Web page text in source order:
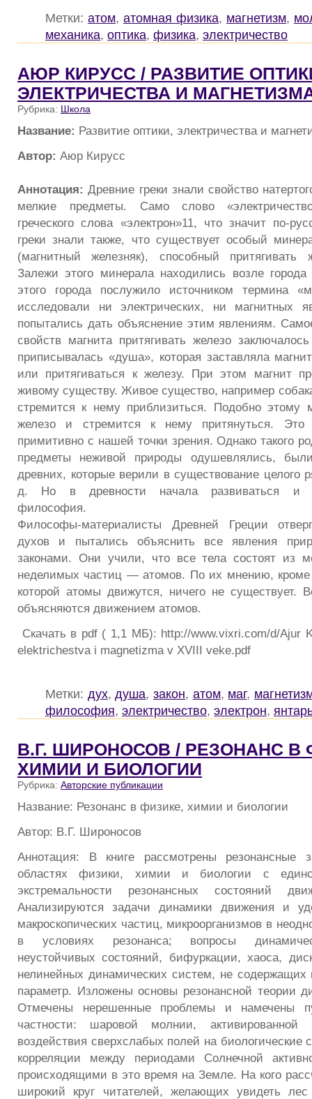
Метки: атом, атомная физика, магнетизм,
механика, оптика, физика, электричество
АЮР КИРУСС / РАЗВИТИЕ
ЭЛЕКТРИЧЕСТВА И
Рубрика: Школа
Название: Развитие оптики, электричества и
Автор: Аюр Кирусс
Аннотация: Древние греки знали свойство
мелкие предметы. Само слово
греческого слова «электрон»11, что значит по-
греки знали также, что существует особый
(магнитный железняк), способный притягивать
Залежи этого минерала находились возле
этого города послужило источником термина
исследовали ни электрических, ни магнитных
попытались дать объяснение этим явлениям.
свойств магнита притягивать железо
приписывалась «душа», которая заставляла
или притягиваться к железу. При этом магнит
живому существу. Живое существо, например
стремится к нему приблизиться. Подобно этому
железо и стремится к нему притянуться. Это
примитивно с нашей точки зрения. Однако такого
предметы неживой природы одушевлялись,
древних, которые верили в существование целого
д. Но в древности начала развиваться и
философия.
Философы-материалисты Древней Греции
духов и пытались объяснить все явления
законами. Они учили, что все тела состоят из
неделимых частиц — атомов. По их мнению, кроме
которой атомы движутся, ничего не существует.
объясняются движением атомов.
Скачать в pdf ( 1,1 МБ): http://www.vixri.com/d/Ajur
elektrichestva i magnetizma v XVIII veke.pdf
Метки: дух,душа,закон, атом, маг,
философия, электричество, электрон,
В.Г. ШИРОНОСОВ / РЕЗОНАНС В
ХИМИИ И БИОЛОГИИ
Рубрика: Авторские публикации
Название: Резонанс в физике, химии и биологии
Автор: В.Г. Широносов
Аннотация: В книге рассмотрены резонансные
областях физики, химии и биологии с
экстремальности резонансных состояний
Анализируются задачи динамики движения и
макроскопических частиц, микроорганизмов в
в условиях резонанса; вопросы
неустойчивых состояний, бифуркации, хаоса,
нелинейных динамических систем, не
параметр. Изложены основы резонансной теории
Отмечены нерешенные проблемы и намечены
частности: шаровой молнии, активированной
воздействия сверхслабых полей на
корреляции между периодами Солнечной
происходящими в это время на Земле. На кого
широкий круг читателей, желающих увидеть